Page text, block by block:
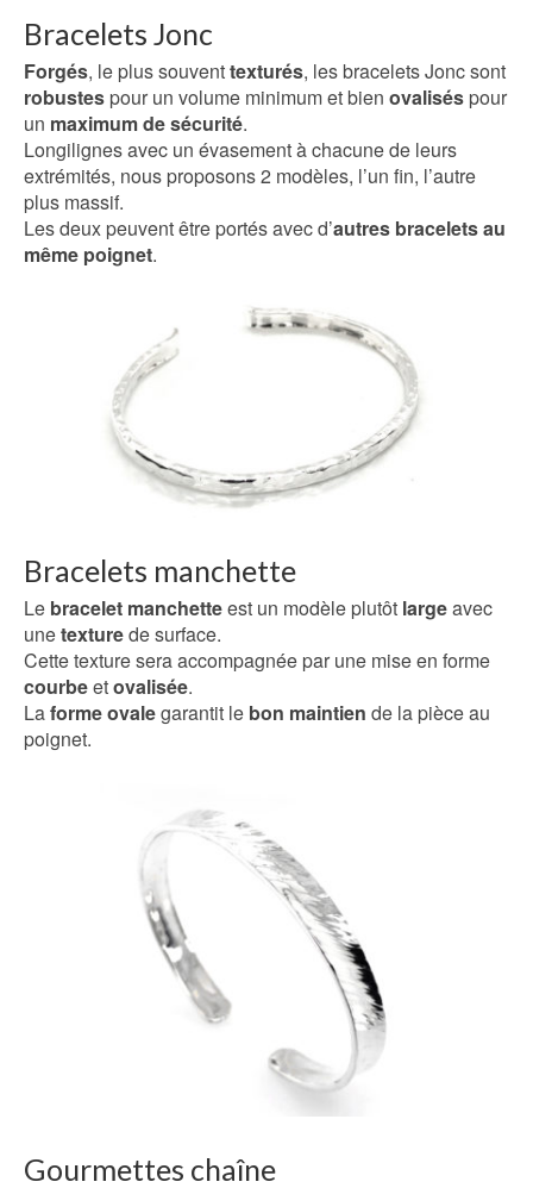
Bracelets Jonc
Forgés, le plus souventtexturés, les bracelets Jonc sont
robustes pour un volume minimum et bien ovalisés pour
un maximum de sécurité.
Longilignes avec un évasement à chacune de leurs
extrémités, nous proposons 2 modèles, l’un fin, l’autre
plus massif.
Les deux peuvent être portés avec d’autres bracelets au
même poignet.
Bracelets manchette
Le bracelet manchetteest un modèle plutôt largeavec
unetexturede surface.
Cette texture sera accompagnée par une mise en forme
courbeetovalisée.
Laforme ovalegarantit le bon maintien de la pièce au
poignet.
Gourmettes chaîne